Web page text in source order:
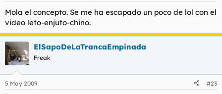
Mola el concepto. Se me ha escapado un poco de lol con el
video leto-enjuto-chino.
ElSapoDeLaTrancaEmpinada
Freak
5 May 2009 #23